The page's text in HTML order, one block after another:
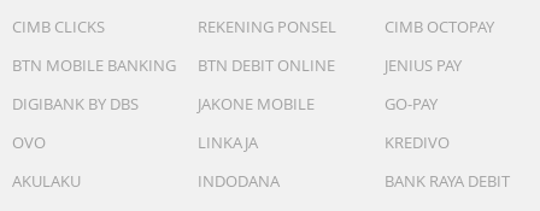
banyak faktor. Kapasitas penyimpanan dapat berubah
berdasarkan versi perangkat lunak, pengaturan, dan
iPad. 1 GB = 1 miliar byte; 1 TB = 1 triliun byte. Kapasitas
terformat aktual lebih sedikit.
(5) Aplikasi tersedia di App Store. Ketersediaan judul
berubah sewaktu-waktu. Perangkat lunak pihak ketiga
CIMB CLICKS
REKENING PONSEL
CIMB OCTOPAY
BTN MOBILE BANKING
BTN DEBIT ONLINE
JENIUS PAY
DIGIBANK BY DBS
JAKONE MOBILE
GO-PAY
OVO
LINKAJA
KREDIVO
AKULAKU
INDODANA BANK RAYA DEBIT